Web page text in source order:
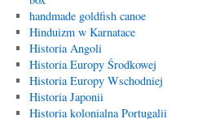
handmade goldfish canoe
Hinduizm w Karnatace
Historia Angoli
Historia Europy Środkowej
Historia Europy Wschodniej
Historia Japonii
Historia kolonialna Portugalii